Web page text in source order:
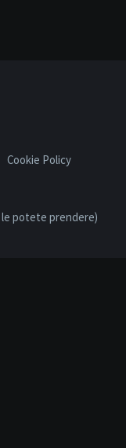
Cookie Policy
le potete prendere)